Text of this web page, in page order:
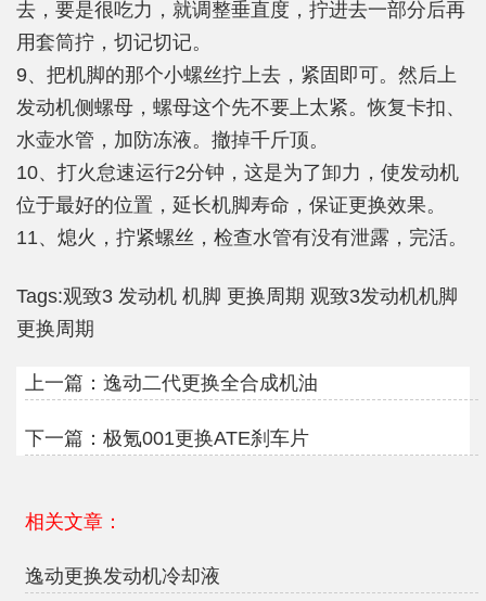
去，要是很吃力，就调整垂直度，拧进去一部分后再
用套筒拧，切记切记。
9、把机脚的那个小螺丝拧上去，紧固即可。然后上
发动机侧螺母，螺母这个先不要上太紧。恢复卡扣、
水壶水管，加防冻液。撤掉千斤顶。
10、打火怠速运行2分钟，这是为了卸力，使发动机
位于最好的位置，延长机脚寿命，保证更换效果。
11、熄火，拧紧螺丝，检查水管有没有泄露，完活。
Tags:观致3 发动机 机脚 更换周期 观致3发动机机脚
更换周期
上一篇： 逸动二代更换全合成机油
下一篇： 极氪001更换ATE刹车片
相关文章：
逸动更换发动机冷却液